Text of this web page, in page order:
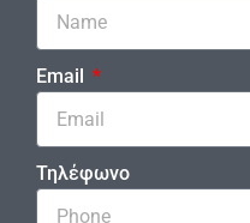
Email
Τηλέφωνο